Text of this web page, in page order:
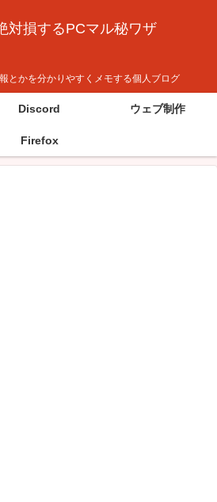
対損するPCマル秘ワザ
とかを分かりやすくメモする個人ブログ
Discord ウェブ制作
Firefox